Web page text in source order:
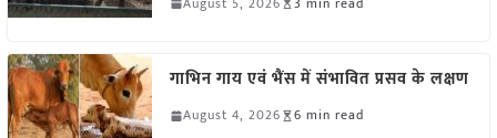
गाभिन गाय एवं भैंस में संभावित प्रसव के लक्षण
August 4, 2026 6 min read